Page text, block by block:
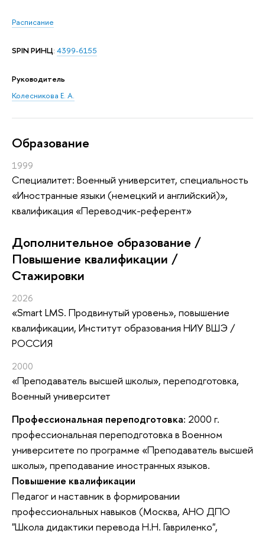
Расписание
SPIN РИНЦ: 4399-6155
Руководитель
Колесникова Е. А.
Oбразование
1999
Специалитет: Военный университет, специальность
«Иностранные языки (немецкий и английский)»,
квалификация «Переводчик-референт»
Дополнительное образование /
Повышение квалификации /
Стажировки
2026
«Smart LMS. Продвинутый уровень», повышение
квалификации, Институт образования НИУ ВШЭ /
РОССИЯ
2000
«Преподаватель высшей школы», переподготовка,
Военный университет
Профессиональная переподготовка: 2000 г.
профессиональная переподготовка в Военном
университете по программе «Преподаватель высшей
школы», преподавание иностранных языков.
Повышение квалификации
Педагог и наставник в формировании
профессиональных навыков (Москва, АНО ДПО
"Школа дидактики перевода Н.Н. Гавриленко",